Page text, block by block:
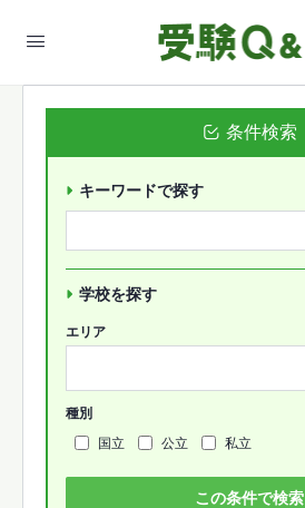
条件検索
キーワードで探す
学校を探す
エリア
種別
国立
公立 私立
この条件で検索